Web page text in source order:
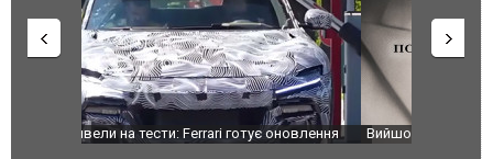
Вийшов трейлер нової екранізації легендарного